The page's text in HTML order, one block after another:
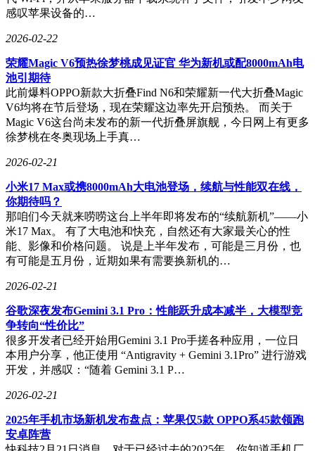
感叹苹果设备的…
2026-02-22
荣耀Magic V6预热徐梦桃成见证官 华为新机或配8000mAh电
池引期待
此前爆料OPPO新款大折叠Find N6和荣耀新一代大折叠Magic
V6均将在节后登场，现在荣耀这边率先开启预热。 而关于
Magic V6这台尚未发布的新一代折叠屏旗舰，今日网上有更多
徐梦桃在冬奥现场上手真…
2026-02-21
小米17 Max或携8000mAh大电池登场，续航与性能双在线，
你期待吗？
那咱们今天就来唠唠这台上半年即将发布的“续航新机”——小
米17 Max。 有了大电池和快充，自然还有大家最关心的性
能、影像和价格问题。 说是上半年发布，可能是三月份，也
有可能是五月份，近期如果有需要换新机的…
2026-02-21
谷歌深夜发布Gemini 3.1 Pro：性能跃升成本减半，大模型竞
争转向“性价比”
很多开发者已经开始用Gemini 3.1 Pro手搓各种应用，一位日
本用户分享，他正使用 “Antigravity + Gemini 3.1Pro” 进行游戏
开发，并感叹：“随着 Gemini 3.1 P…
2026-02-21
2025年手机市场新机发布盘点：苹果仅5款 OPPO系45款领跑
安卓阵营